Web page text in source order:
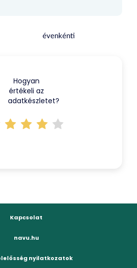
évenkénti
Hogyan
értékeli az
adatkészletet?
Kapcsolat
navu.hu
nyilatkozatok